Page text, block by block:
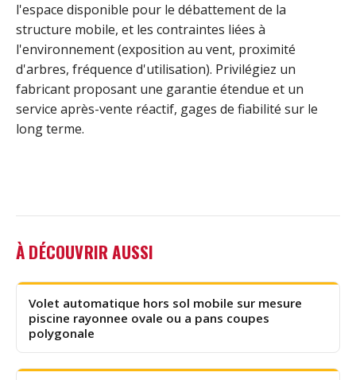
l'espace disponible pour le débattement de la
structure mobile, et les contraintes liées à
l'environnement (exposition au vent, proximité
d'arbres, fréquence d'utilisation). Privilégiez un
fabricant proposant une garantie étendue et un
service après-vente réactif, gages de fiabilité sur le
long terme.
À DÉCOUVRIR AUSSI
Volet automatique hors sol mobile sur mesure
piscine rayonnee ovale ou a pans coupes
polygonale